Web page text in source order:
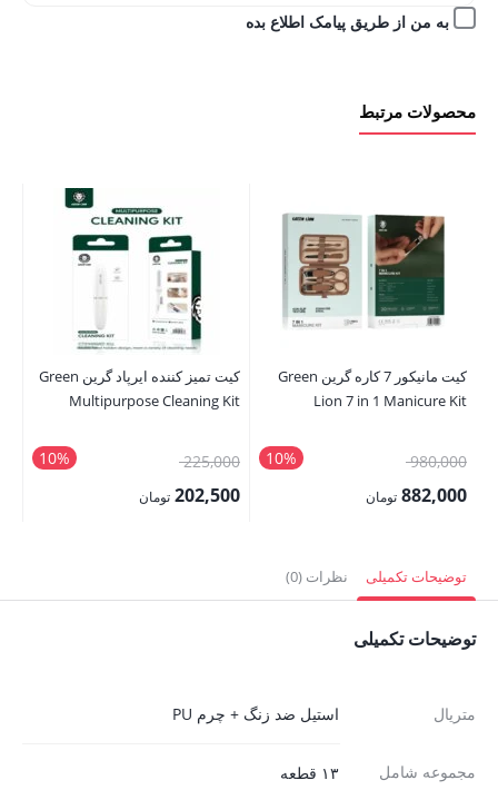
به من از طریق پیامک اطلاع بده
محصولات مرتبط
کیت مانیکور 7 کاره گرین Green
Lion 7 in 1 Manicure Kit
10% 980,000قیمت
اصلی:882,000 تومان
882,000 تومان.
کیت تمیز کننده ایرپاد گرین Green
Multipurpose Cleaning Kit
10% 225,000قیمت
اصلی:202,500 تومان
توضیحات تکمیلی نظرات (0)
توضیحات تکمیلی
متریال استیل ضد زنگ + چرم PU
مجموعه شامل ۱۳ قطعه